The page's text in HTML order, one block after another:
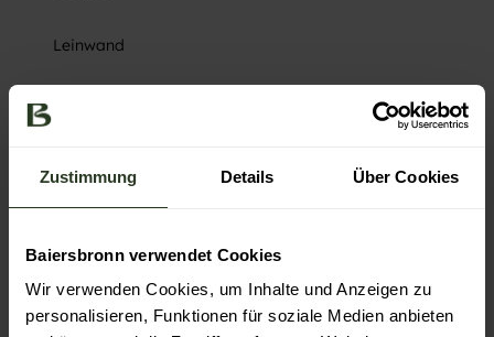
Zustimmung Details Über Cookies
Baiersbronn verwendet Cookies
Wir verwenden Cookies, um Inhalte und Anzeigen zu
personalisieren, Funktionen für soziale Medien anbieten
Leinwand
Kreditkarten, Barzahlung, EC-Karte, Überweisung
kostenlos:
Sauna